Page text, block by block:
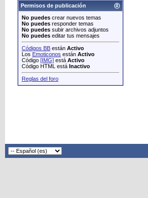
Permisos de publicación
No puedes crear nuevos temas
No puedes responder temas
No puedes subir archivos adjuntos
No puedes editar tus mensajes
Códigos BB están Activo
Los Emoticonos están Activo
Código [IMG] está Activo
Código HTML está Inactivo
Reglas del foro